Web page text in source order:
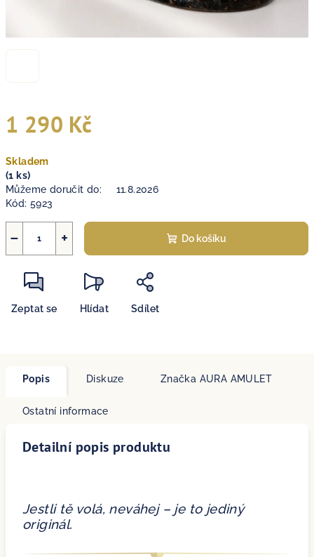
1 290 Kč
cena:
Skladem
(1 ks)
Můžeme doručit do:
11.8.2026
Kód: 5923
+
− Do košíku
Zeptat se Hlídat Sdílet
Popis Diskuze Značka AURA AMULET
Ostatní informace
Detailní popis produktu
Jestli tě volá, neváhej – je to jediný
originál.